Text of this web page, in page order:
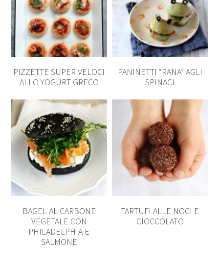
PIZZETTE SUPER VELOCI
ALLO YOGURT GRECO
PANINETTI “RANA” AGLI
SPINACI
BAGEL AL CARBONE
VEGETALE CON
PHILADELPHIA E
SALMONE
TARTUFI ALLE NOCI E
CIOCCOLATO